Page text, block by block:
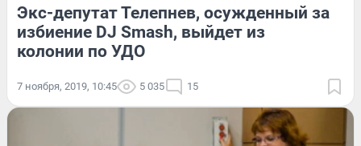
Экс-депутат Телепнев, осужденный за
избиение DJ Smash, выйдет из
колонии по УДО
7 ноября, 2019, 10:45 5 035 15